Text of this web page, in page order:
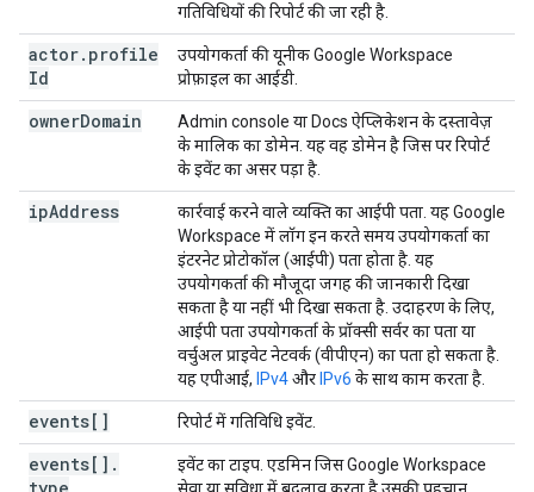
गतिविधियों की रिपोर्ट की जा रही है.
actor. profile
Id
उपयोगकर्ता की यूनीक Google Workspace
प्रोफ़ाइल का आईडी.
ownerDomain
Admin console या Docs ऐप्लिकेशन के दस्तावेज़
के मालिक का डोमेन. यह वह डोमेन है जिस पर रिपोर्ट
के इवेंट का असर पड़ा है.
ipAddress
कार्रवाई करने वाले व्यक्ति का आईपी पता. यह Google
Workspace में लॉग इन करते समय उपयोगकर्ता का
इंटरनेट प्रोटोकॉल (आईपी) पता होता है. यह
उपयोगकर्ता की मौजूदा जगह की जानकारी दिखा
सकता है या नहीं भी दिखा सकता है. उदाहरण के लिए,
आईपी पता उपयोगकर्ता के प्रॉक्सी सर्वर का पता या
वर्चुअल प्राइवेट नेटवर्क (वीपीएन) का पता हो सकता है.
यह एपीआई, IPv4और IPv6 के साथ काम करता है.
events[] रिपोर्ट में गतिविधि इवेंट.
events[] .
इवेंट का टाइप. एडमिन जिस Google Workspace